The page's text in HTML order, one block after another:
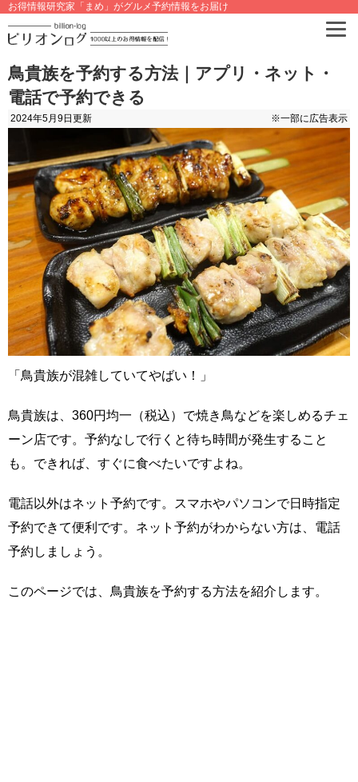
お得情報研究家「まめ」がグルメ予約情報をお届け
鳥貴族を予約する方法｜アプリ・ネット・
電話で予約できる
2024年5月9日 更新 ※一部に広告表示
「鳥貴族が混雑していてやばい！」
鳥貴族は、360円均一（税込）で焼き鳥などを楽しめるチェ
ーン店です。予約なしで行くと待ち時間が発生すること
も。できれば、すぐに食べたいですよね。
電話以外はネット予約です。スマホやパソコンで日時指定
予約できて便利です。ネット予約がわからない方は、電話
予約しましょう。
このページでは、鳥貴族を予約する方法を紹介します。